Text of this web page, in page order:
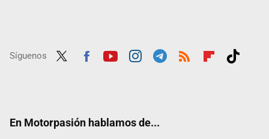
Síguenos
En Motorpasión hablamos de...